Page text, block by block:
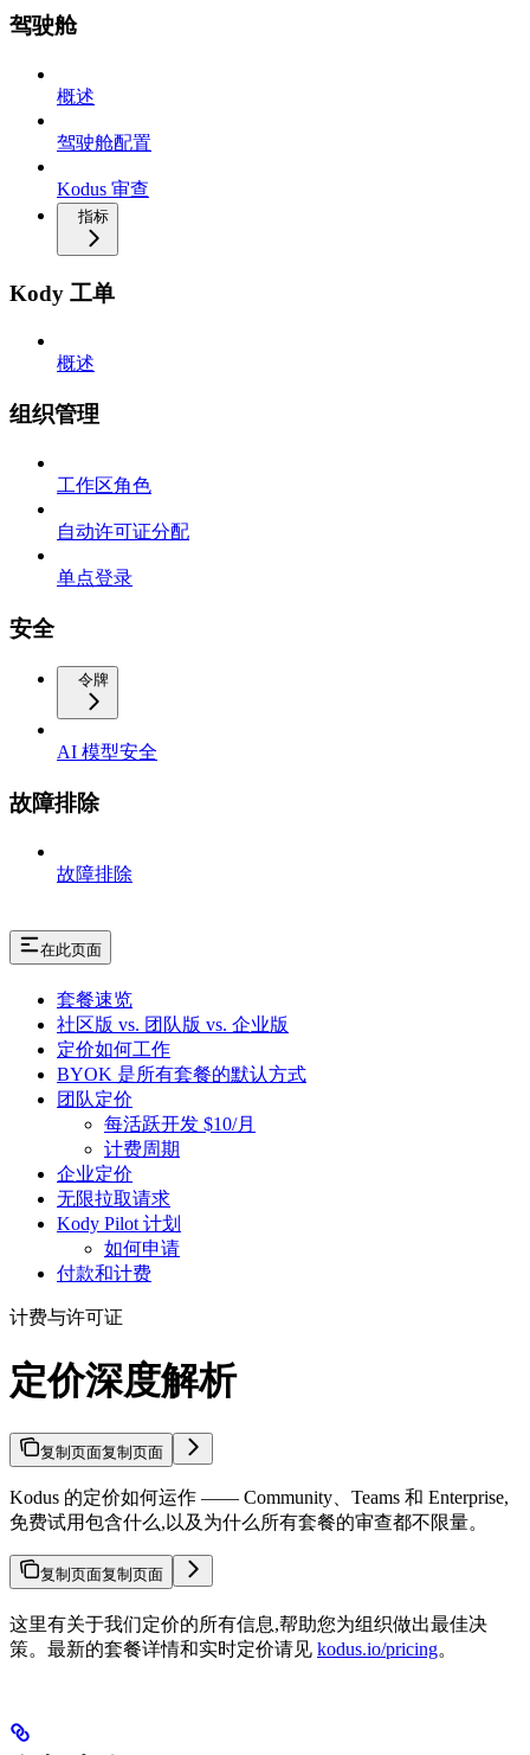
驾驶舱
概述
驾驶舱配置
Kodus 审查
指标
Kody 工单
概述
组织管理
工作区角色
自动许可证分配
单点登录
安全
令牌
AI 模型安全
故障排除
故障排除
在此页面
套餐速览
社区版 vs. 团队版 vs. 企业版
定价如何工作
BYOK 是所有套餐的默认方式
团队定价
每活跃开发 $10/月
计费周期
企业定价
无限拉取请求
Kody Pilot 计划
如何申请
付款和计费
计费与许可证
定价深度解析
复制页面复制页面
Kodus 的定价如何运作 —— Community、Teams 和 Enterprise,
免费试用包含什么,以及为什么所有套餐的审查都不限量。
复制页面复制页面
这里有关于我们定价的所有信息,帮助您为组织做出最佳决
策。最新的套餐详情和实时定价请见 kodus.io/pricing。